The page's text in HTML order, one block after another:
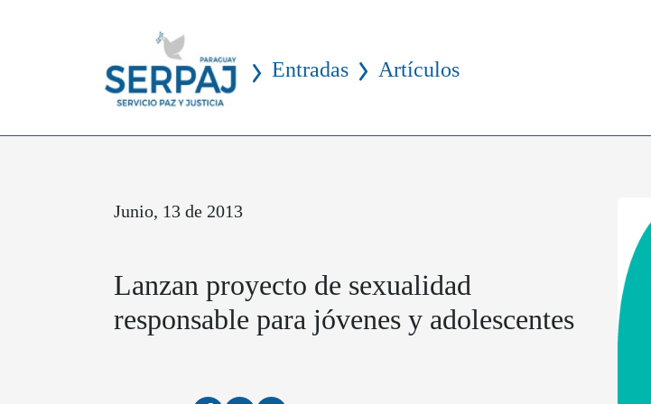
Entradas Artículos
Junio, 13 de 2013
Lanzan proyecto de sexualidad
responsable para jóvenes y adolescentes